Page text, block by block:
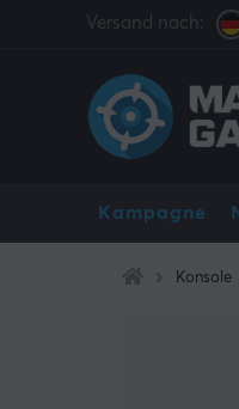
Versand nach:
Kampagne
Konsole